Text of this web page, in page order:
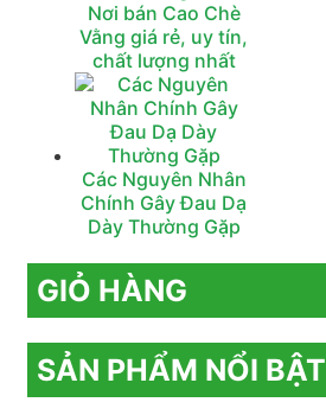
Nơi bán Cao Chè
Vằng giá rẻ, uy tín,
chất lượng nhất
Các Nguyên Nhân
Chính Gây Đau Dạ
Dày Thường Gặp‎
GIỎ HÀNG
SẢN PHẨM NỔI BẬT